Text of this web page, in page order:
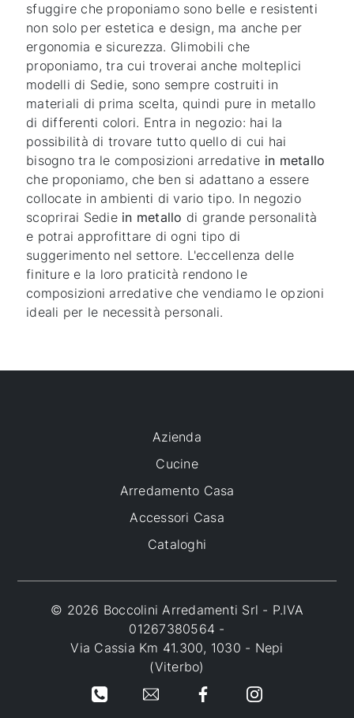
sfuggire che proponiamo sono belle e resistenti
non solo per estetica e design, ma anche per
ergonomia e sicurezza. Glimobili che
proponiamo, tra cui troverai anche molteplici
modelli di Sedie, sono sempre costruiti in
materiali di prima scelta, quindi pure in metallo
di differenti colori. Entra in negozio: hai la
possibilità di trovare tutto quello di cui hai
bisogno tra le composizioni arredative in metallo
che proponiamo, che ben si adattano a essere
collocate in ambienti di vario tipo. In negozio
scoprirai Sedie in metallo di grande personalità
e potrai approfittare di ogni tipo di
suggerimento nel settore. L'eccellenza delle
finiture e la loro praticità rendono le
composizioni arredative che vendiamo le opzioni
ideali per le necessità personali.
Azienda
Cucine
Arredamento Casa
Accessori Casa
Cataloghi
© 2026 Boccolini Arredamenti Srl - P.IVA
01267380564 -
Via Cassia Km 41.300, 1030 - Nepi
(Viterbo)